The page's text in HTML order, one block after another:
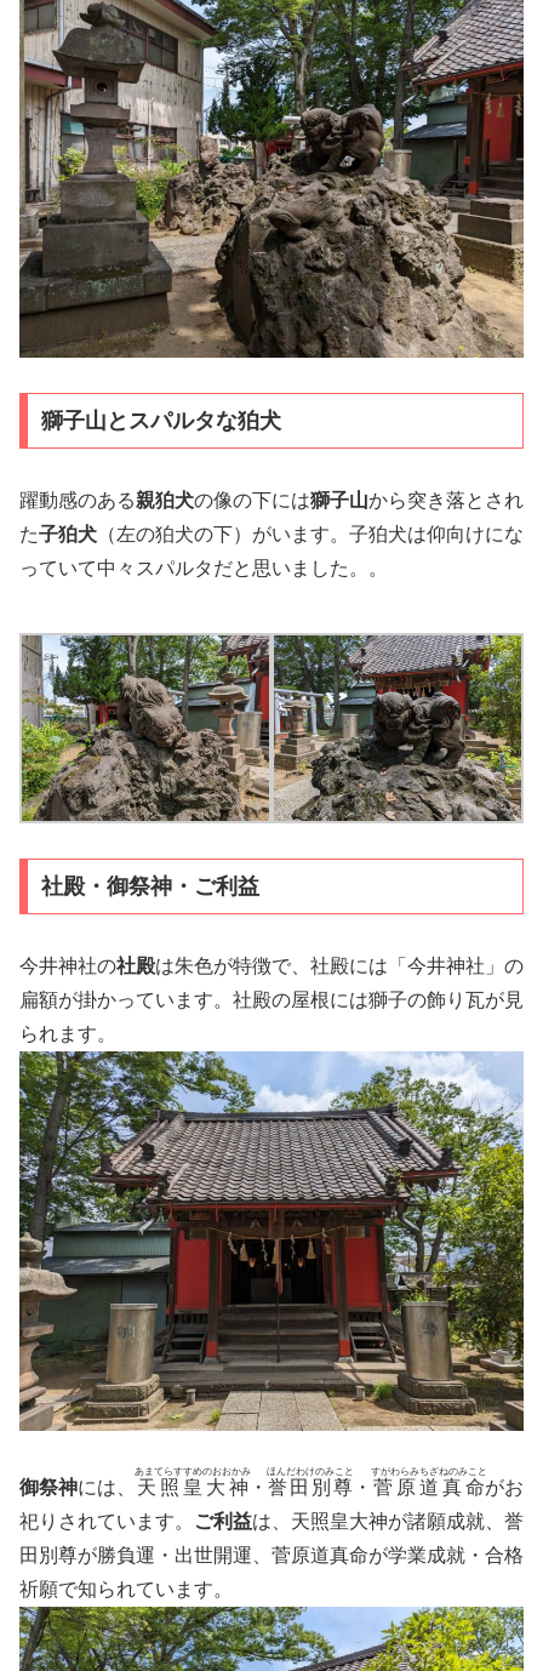
獅子山とスパルタな狛犬
躍動感のある親狛犬の像の下には獅子山から突き落とされ
た子狛犬 （左の狛犬の下）がいます。子狛犬は仰向けにな
っていて中々スパルタだと思いました。。
社殿・御祭神・ご利益
今井神社の社殿は朱色が特徴で、社殿には「今井神社」の
扁額が掛かっています。社殿の屋根には獅子の飾り瓦が見
られます。
御祭神には、 天照皇大神
あまてらすすめのおおかみ
・ 誉田別尊
ほんだわけのみこと
・ 菅原道真命
すがわらみちざねのみこと
がお
祀りされています。
ご利益は、天照皇大神が諸願成就、誉
田別尊が勝負運・出世開運、菅原道真命が学業成就・合格
祈願で知られています。